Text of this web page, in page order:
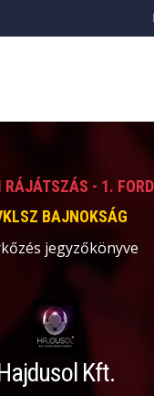
- 1.
BAJNOKSÁG
jegyzőkönyve
Kft.